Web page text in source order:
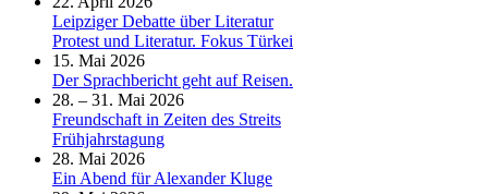
Leipziger Debatte über Literatur
Protest und Literatur. Fokus Türkei
15. Mai 2026
Der Sprachbericht geht auf Reisen.
28. – 31. Mai 2026
Freundschaft in Zeiten des Streits
Frühjahrstagung
28. Mai 2026
Ein Abend für Alexander Kluge